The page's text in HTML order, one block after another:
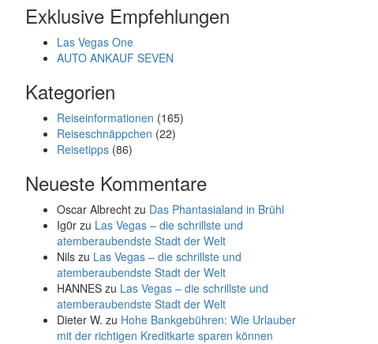
Exklusive Empfehlungen
Las Vegas One
AUTO ANKAUF SEVEN
Kategorien
Reiseinformationen (165)
Reiseschnäppchen (22)
Reisetipps (86)
Neueste Kommentare
Oscar Albrecht zu Das Phantasialand in Brühl
Ig0r zu Las Vegas – die schrillste und
atemberaubendste Stadt der Welt
Nils zu Las Vegas – die schrillste und
atemberaubendste Stadt der Welt
HANNES zu Las Vegas – die schrillste und
atemberaubendste Stadt der Welt
Dieter W. zu Hohe Bankgebühren: Wie Urlauber
mit der richtigen Kreditkarte sparen können